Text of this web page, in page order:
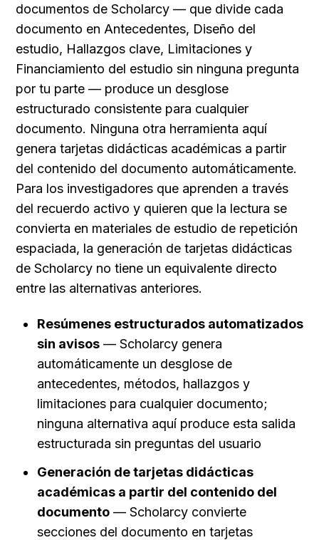
documentos de Scholarcy — que divide cada
documento en Antecedentes, Diseño del
estudio, Hallazgos clave, Limitaciones y
Financiamiento del estudio sin ninguna pregunta
por tu parte — produce un desglose
estructurado consistente para cualquier
documento. Ninguna otra herramienta aquí
genera tarjetas didácticas académicas a partir
del contenido del documento automáticamente.
Para los investigadores que aprenden a través
del recuerdo activo y quieren que la lectura se
convierta en materiales de estudio de repetición
espaciada, la generación de tarjetas didácticas
de Scholarcy no tiene un equivalente directo
entre las alternativas anteriores.
Resúmenes estructurados automatizados
sin avisos — Scholarcy genera
automáticamente un desglose de
antecedentes, métodos, hallazgos y
limitaciones para cualquier documento;
ninguna alternativa aquí produce esta salida
estructurada sin preguntas del usuario
Generación de tarjetas didácticas
académicas a partir del contenido del
documento — Scholarcy convierte
secciones del documento en tarjetas